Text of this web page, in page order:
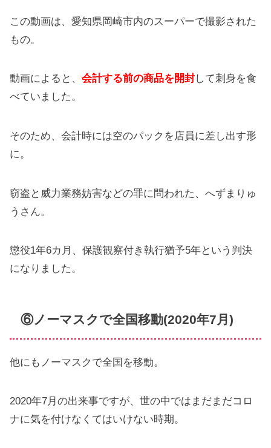
この動画は、愛知県岡崎市内のスーパーで撮影された
もの。
動画によると、会計する前の商品を開封して刺身を食
べていました。
そのため、会計時には空のパックを店員に差し出す形
に。
窃盗と威力業務妨害などの罪に問われた、へずまりゅ
うさん。
懲役1年6カ月、保護観察付き執行猶予5年という判決
になりました。
⑥ノーマスクで全国移動(2020年7月)
他にもノーマスクで全国を移動。
2020年7月の出来事ですが、世の中ではまだまだコロ
ナに気を付けなくてはいけない時期。